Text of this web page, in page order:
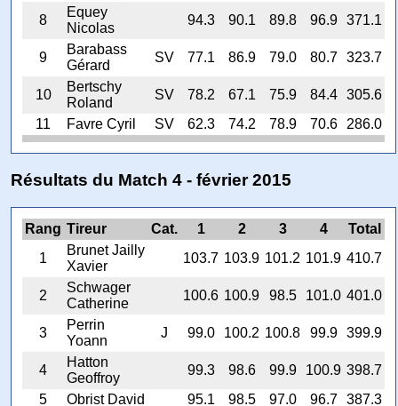
8
Equey
Nicolas
94.3 90.1 89.8 96.9 371.1
9
Barabass
Gérard
SV 77.1 86.9 79.0 80.7 323.7
10
Bertschy
Roland
SV 78.2 67.1 75.9 84.4
305.6
11
Favre Cyril SV 62.3 74.2 78.9 70.6 286.0
Résultats du Match 4 - février 2015
Rang Tireur Cat. 1 2 3 4
Total
1
Brunet Jailly
Xavier
103.7 103.9 101.2 101.9 410.7
2
Schwager
Catherine
100.6 100.9 98.5 101.0 401.0
3
Perrin
Yoann
J 99.0 100.2 100.8 99.9 399.9
4
Hatton
Geoffroy
99.3 98.6 99.9 100.9 398.7
5
Obrist David 95.1 98.5 97.0 96.7 387.3